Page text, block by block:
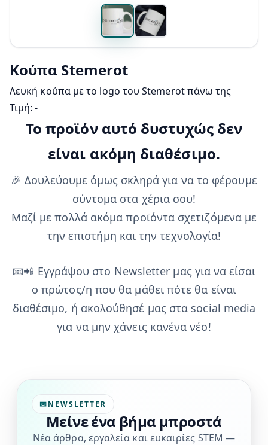
Κούπα Stemerot
Λευκή κούπα με το logo του Stemerot πάνω της
Τιμή:-
Το προϊόν αυτό δυστυχώς δεν
είναι ακόμη διαθέσιμο.
🎉 Δουλεύουμε όμως σκληρά για να το φέρουμε
σύντομα στα χέρια σου!
Μαζί με πολλά ακόμα προϊόντα σχετιζόμενα με
την επιστήμη και την τεχνολογία!
📧📲 Εγγράψου στο Newsletter μας για να είσαι
ο πρώτος/η που θα μάθει πότε θα είναι
διαθέσιμο, ή ακολούθησέ μας στα social media
για να μην χάνεις κανένα νέο!
NEWSLETTER
Μείνε ένα βήμα μπροστά
Νέα άρθρα, εργαλεία και ευκαιρίες STEM —